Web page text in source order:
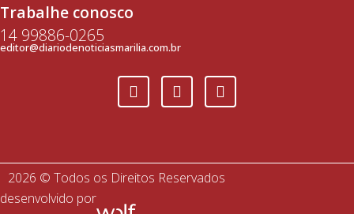
Trabalhe conosco
14 99886-0265
editor@diariodenoticiasmarilia.com.br
2026 © Todos os Direitos Reservados
desenvolvido por